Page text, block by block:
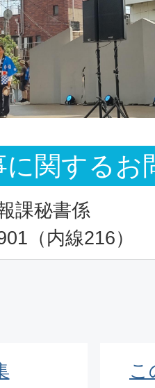
に関するお
課秘書係
（内線216）
こ